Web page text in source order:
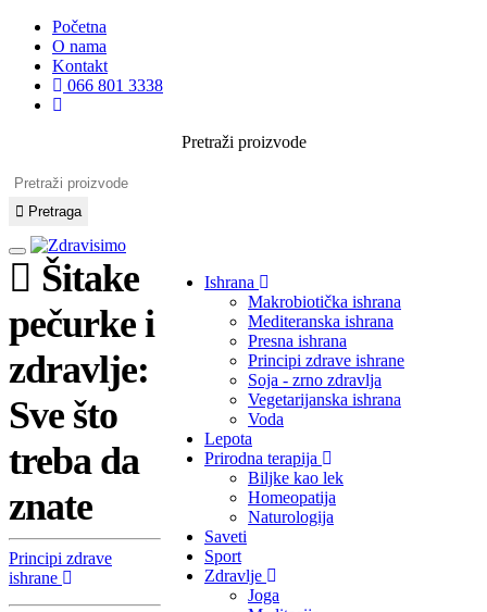
Početna
O nama
Kontakt
066 801 3338
Pretraži proizvode
Pretraga
Ishrana
Makrobiotička ishrana
Mediteranska ishrana
Presna ishrana
Principi zdrave ishrane
Soja - zrno zdravlja
Vegetarijanska ishrana
Voda
Lepota
Prirodna terapija
Biljke kao lek
Homeopatija
Naturologija
Saveti
Sport
Zdravlje
Joga
Šitake
pečurke i
zdravlje:
Sve što
treba da
znate
Principi zdrave
ishrane